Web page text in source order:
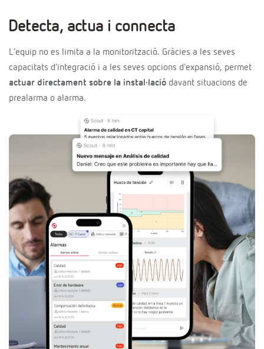
Detecta, actua i connecta
L’equip no es limita a la monitorització. Gràcies a les seves
capacitats d’integració i a les seves opcions d’expansió, permet
actuar directament sobre la instal·lació davant situacions de
prealarma o alarma.